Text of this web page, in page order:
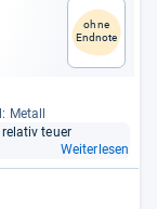
ohne
Endnote
Metall
teuer
Weiterlesen